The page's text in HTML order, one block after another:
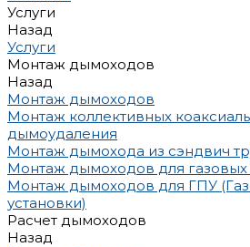
Услуги
Назад
Услуги
Монтаж дымоходов
Назад
Монтаж дымоходов
Монтаж коллективных
дымоудаления
Монтаж дымохода из сэндвич
Монтаж дымоходов для газовых
Монтаж дымоходов для ГПУ
установки)
Расчет дымоходов
Назад